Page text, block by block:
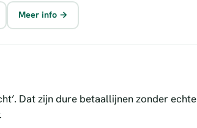
Meer info →
Dat zijn dure betaallijnen zonder echte